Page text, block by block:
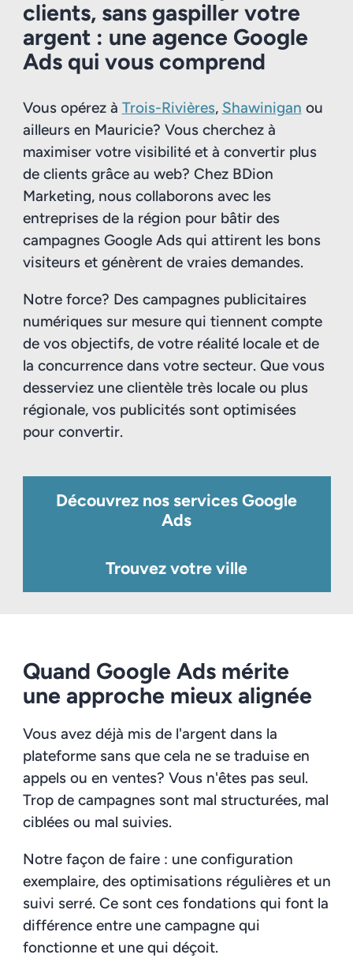
clients, sans gaspiller votre
argent : une agence Google
Ads qui vous comprend
Vous opérez à Trois-Rivières, Shawinigan ou
ailleurs en Mauricie? Vous cherchez à
maximiser votre visibilité et à convertir plus
de clients grâce au web? Chez BDion
Marketing, nous collaborons avec les
entreprises de la région pour bâtir des
campagnes Google Ads qui attirent les bons
visiteurs et génèrent de vraies demandes.
Notre force? Des campagnes publicitaires
numériques sur mesure qui tiennent compte
de vos objectifs, de votre réalité locale et de
la concurrence dans votre secteur. Que vous
desserviez une clientèle très locale ou plus
régionale, vos publicités sont optimisées
pour convertir.
Découvrez nos services Google
Ads
Trouvez votre ville
Quand Google Ads mérite
une approche mieux alignée
Vous avez déjà mis de l'argent dans la
plateforme sans que cela ne se traduise en
appels ou en ventes? Vous n'êtes pas seul.
Trop de campagnes sont mal structurées, mal
ciblées ou mal suivies.
Notre façon de faire : une configuration
exemplaire, des optimisations régulières et un
suivi serré. Ce sont ces fondations qui font la
différence entre une campagne qui
fonctionne et une qui déçoit.